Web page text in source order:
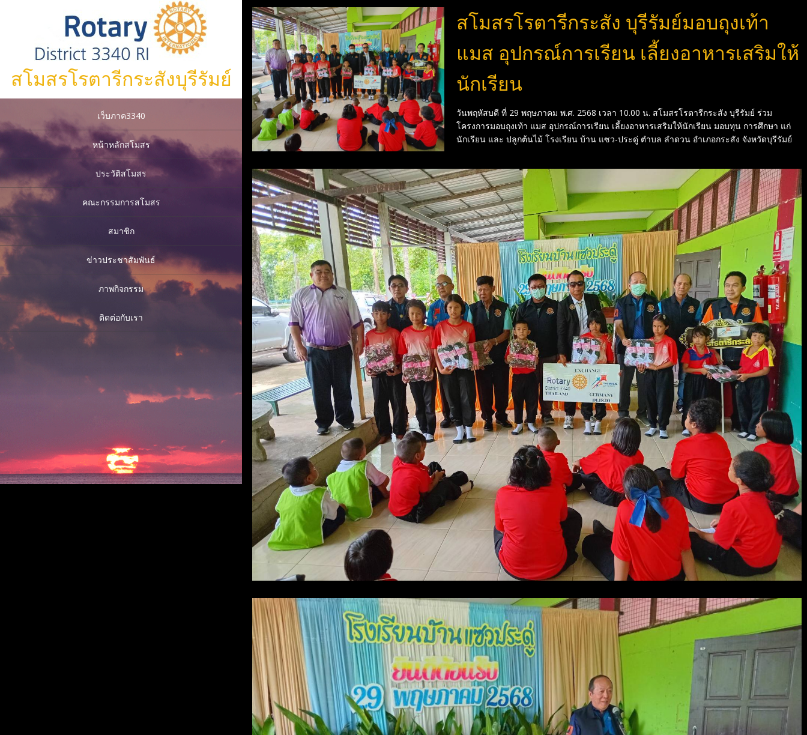
สโมสรโรตารีกระสังบุรีรัมย์
เว็บภาค3340
หน้าหลักสโมสร
ประวัติสโมสร
คณะกรรมการสโมสร
สมาชิก
ข่าวประชาสัมพันธ์
ภาพกิจกรรม
ติดต่อกับเรา
สโมสรโรตารีกระสัง บุรีรัมย์มอบถุงเท้า
แมส อุปกรณ์การเรียน เลี้ยงอาหารเสริมให้
นักเรียน
วันพฤหัสบดี ที่ 29 พฤษภาคม พ.ศ. 2568 เวลา 10.00 น. สโมสรโรตารีกระสัง บุรีรัมย์ ร่วม
โครงการมอบถุงเท้า แมส อุปกรณ์การเรียน เลี้ยงอาหารเสริมให้นักเรียน มอบทุน การศึกษา แก่
นักเรียน และ ปลูกต้นไม้ โรงเรียน บ้าน แซว-ประดู่ ตำบล ลำดวน อำเภอกระสัง จังหวัดบุรีรัมย์